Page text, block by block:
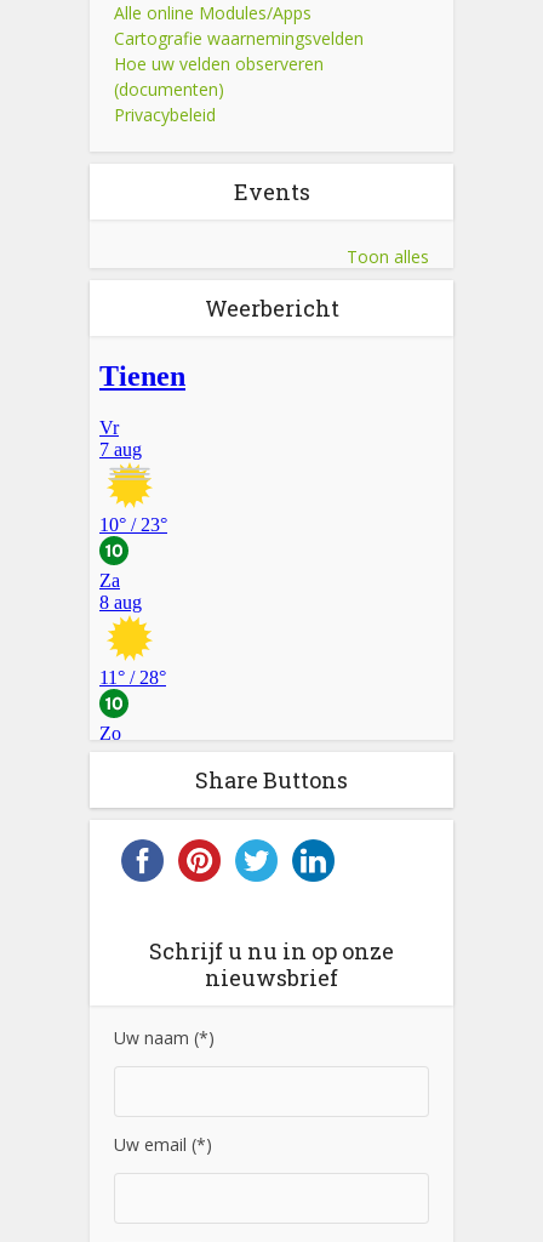
Alle online Modules/Apps
Cartografie waarnemingsvelden
Hoe uw velden observeren
(documenten)
Privacybeleid
Events
Toon alles
Weerbericht
Share Buttons
Schrijf u nu in op onze
nieuwsbrief
Uw naam (*)
Uw email (*)